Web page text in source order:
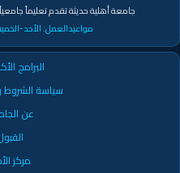
جامعة أهلية حديثة تقدم تعليماً
مواعيدالعمل:الأحد-الخميس من
البرامج
سياسة الشروط
عن
مركز